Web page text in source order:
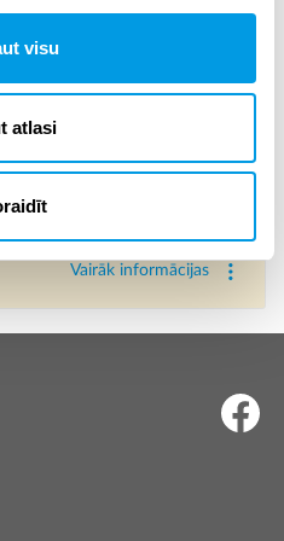
visu
atlasi
nosūtīt SMS ar tekstu:EK
no kura tiek sūtīta SMS, jābūt
Vairāk informācijas